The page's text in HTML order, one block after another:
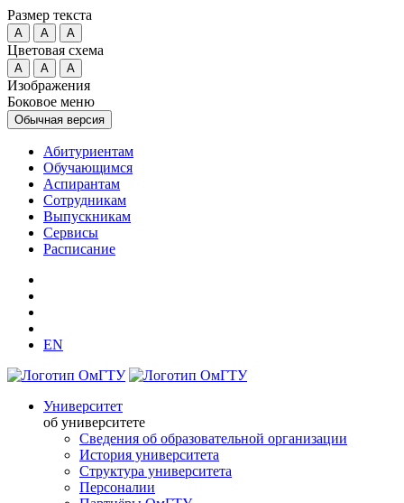
Размер текста
A A A
Цветовая схема
A A A
Изображения
Боковое меню
Обычная версия
Абитуриентам
Обучающимся
Аспирантам
Сотрудникам
Выпускникам
Сервисы
Расписание
EN
Университет
об университете
Сведения об образовательной организации
История университета
Структура университета
Персоналии